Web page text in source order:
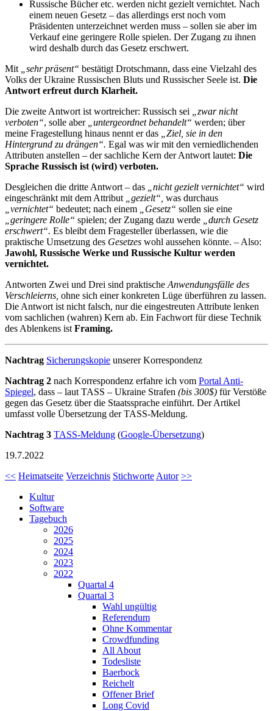
Russische Bücher etc. werden nicht gezielt vernichtet. Nach
einem neuen Gesetz – das allerdings erst noch vom
Präsidenten unterzeichnet werden muss – sollen sie aber im
Verkauf eine geringere Rolle spielen. Der Zugang zu ihnen
wird deshalb durch das Gesetz erschwert.
Mit
„sehr präsent“ bestätigt Drotschmann, dass eine Vielzahl des
Volks der Ukraine Russischen Bluts und Russischer Seele ist. Die
Antwort erfreut durch Klarheit.
Die zweite Antwort ist wortreicher: Russisch sei
„zwar nicht
verboten“, solle aber „untergeordnet behandelt“ werden; über
meine Fragestellung hinaus nennt er das
„Ziel, sie in den
Hintergrund zu drängen“. Egal was wir mit den verniedlichenden
Attributen anstellen – der sachliche Kern der Antwort lautet: Die
Sprache Russisch ist (wird) verboten.
Desgleichen die dritte Antwort – das
„nicht gezielt vernichtet“ wird
eingeschränkt mit dem Attribut
„gezielt“, was durchaus
„vernichtet“ bedeutet; nach einem „Gesetz“ sollen sie eine
„geringere Rolle“ spielen; der Zugang dazu werde
„durch Gesetz
erschwert“. Es bleibt dem Fragesteller überlassen, wie die
praktische Umsetzung des Gesetzes wohl aussehen könnte. – Also:
Jawohl, Russische Werke und Russische Kultur werden
vernichtet.
Antworten Zwei und Drei sind praktische Anwendungsfälle des
Verschleierns, ohne sich einer konkreten Lüge überführen zu lassen.
Die Antwort ist nicht falsch, nur die eingestreuten Attribute lenken
vom sachlichen (wahren) Kern ab. Ein Fachwort für diese Technik
des Ablenkens ist Framing.
Nachtrag Sicherungskopie unserer Korrespondenz
Nachtrag 2 nach Korrespondenz erfahre ich vom Portal Anti-
Spiegel, dass – laut TASS – Ukraine Strafen (bis 300$) für Verstöße
gegen das Gesetz über die Staatssprache einführt. Der Artikel
umfasst volle Übersetzung der TASS-Meldung.
Nachtrag 3 TASS-Meldung (Google-Übersetzung)
19.7.2022
<< Heimatseite Verzeichnis Stichworte Autor >>
Kultur
Software
Tagebuch
2026
2025
2024
2023
2022
Quartal 4
Quartal 3
Wahl ungültig
Referendum
Ohne Kommentar
Crowdfunding
All About
Todesliste
Baerbock
Reichelt
Offener Brief
Long Covid